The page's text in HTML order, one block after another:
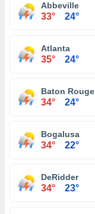
Abbeville
33° 24°
Atlanta
35° 24°
Baton Rouge
34° 24°
Bogalusa
34° 22°
DeRidder
34° 23°